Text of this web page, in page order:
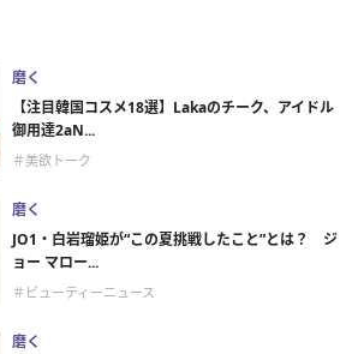
磨く
【注目韓国コスメ18選】Lakaのチーク、アイドル
御用達2aN...
＃美欲トーク
磨く
JO1・白岩瑠姫が“この夏挑戦したこと”とは？ ジ
ョー マロー...
＃ビューティーニュース
磨く